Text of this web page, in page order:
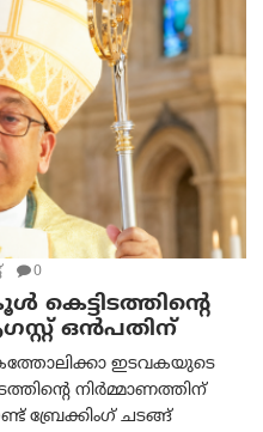
0
ഒൻപതിന്
ഇടവകയുടെ
നിർമ്മാണത്തിന്
ബ്രേക്കിംഗ് ചടങ്ങ്